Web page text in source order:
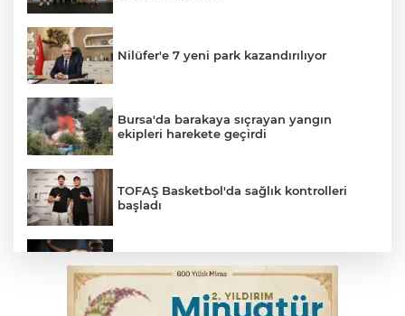
Nilüfer'e 7 yeni park kazandırılıyor
Bursa'da barakaya sıçrayan yangın
ekipleri harekete geçirdi
TOFAŞ Basketbol'da sağlık kontrolleri
başladı
Yargıtay’dan primle çalışanlara müjde